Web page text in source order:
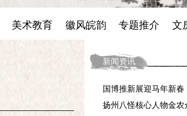
美术教育 徽风皖韵 专题推介 文
新闻资讯
国博推新展迎马年新春